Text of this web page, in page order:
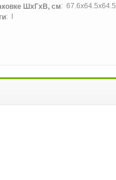
ШхГхВ, см: 67.6x64.5x64.5
: I